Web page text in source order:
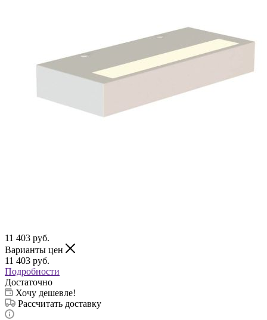
11 403 руб.
Варианты цен
11 403 руб.
Подробности
Достаточно
Хочу дешевле!
Рассчитать доставку